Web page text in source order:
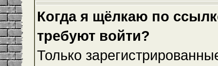
Когда я щёлкаю по
требуют войти?
Только